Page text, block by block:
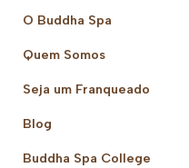
O Buddha Spa
Quem Somos
Seja um Franqueado
Blog
Buddha Spa College